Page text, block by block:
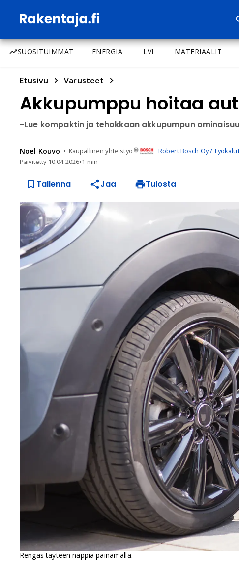
SUOSITUIMMAT ENERGIA LVI MATERIAALIT
Etusivu Varusteet
Akkupumppu hoitaa
-Lue kompaktin ja tehokkaan akkupumpun
Noel Kouvo Kaupallinen yhteistyö
Robert Bosch Oy / Työkalut
Päivitetty 10.04.2026•1 min
Tallenna Jaa Tulosta
Rengas täyteen nappia painamalla.